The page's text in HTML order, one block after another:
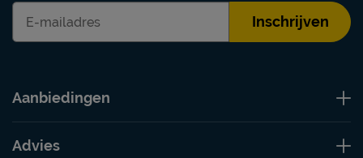
Inschrijven
Aanbiedingen
Advies